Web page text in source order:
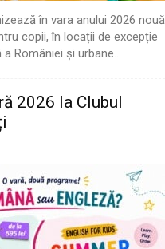
în vara anului 2026 nouă
copii, în locații de excepție
României și urbane...
2026 la Clubul